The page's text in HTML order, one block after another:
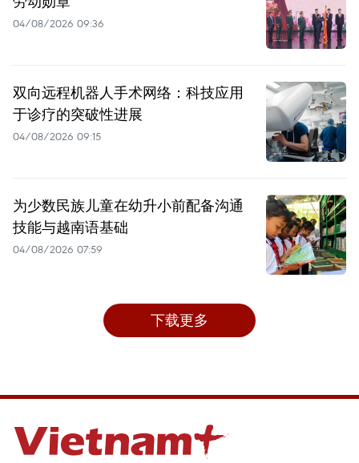
04/08/2026 09:36
双向远程机器人手术网络：科技应用
于诊疗的突破性进展
04/08/2026 09:15
为少数民族儿童在幼升小前配备沟通
技能与越南语基础
04/08/2026 07:59
下载更多